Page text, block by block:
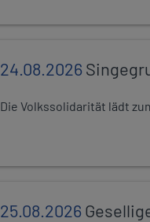
24.08.2026
Die Volkssolidarität lädt
25.08.2026